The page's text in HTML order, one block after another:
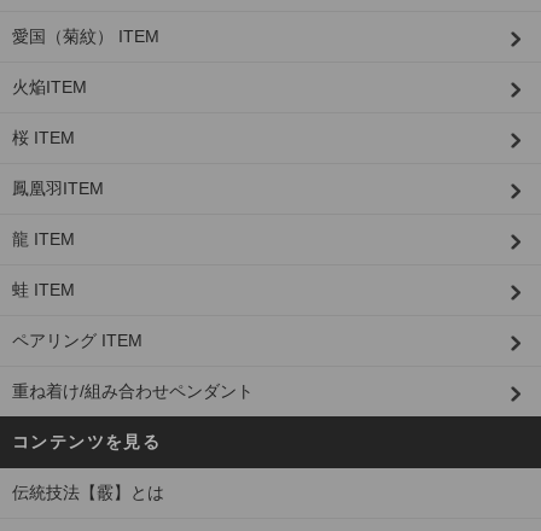
愛国（菊紋） ITEM
火焔ITEM
桜 ITEM
鳳凰羽ITEM
龍 ITEM
蛙 ITEM
ペアリング ITEM
重ね着け/組み合わせペンダント
コンテンツを見る
伝統技法【霰】とは